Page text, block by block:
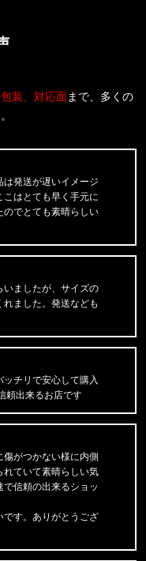
ございます。
ございます。
ピー
ございます。
ございます。
ございます。
ございます。
ド
ございます。
R
ございます。
装、対応面まで、多くの
は発送が遅いイメージ
はとても早く手元に
のでとても素晴らしい
いましたが、サイズの
ました。発送なども
チリで安心して購入
頼出来るお店です
傷がつかない様に内側
れていて素晴らしい気
信頼の出来るショッ
です。ありがとうござ